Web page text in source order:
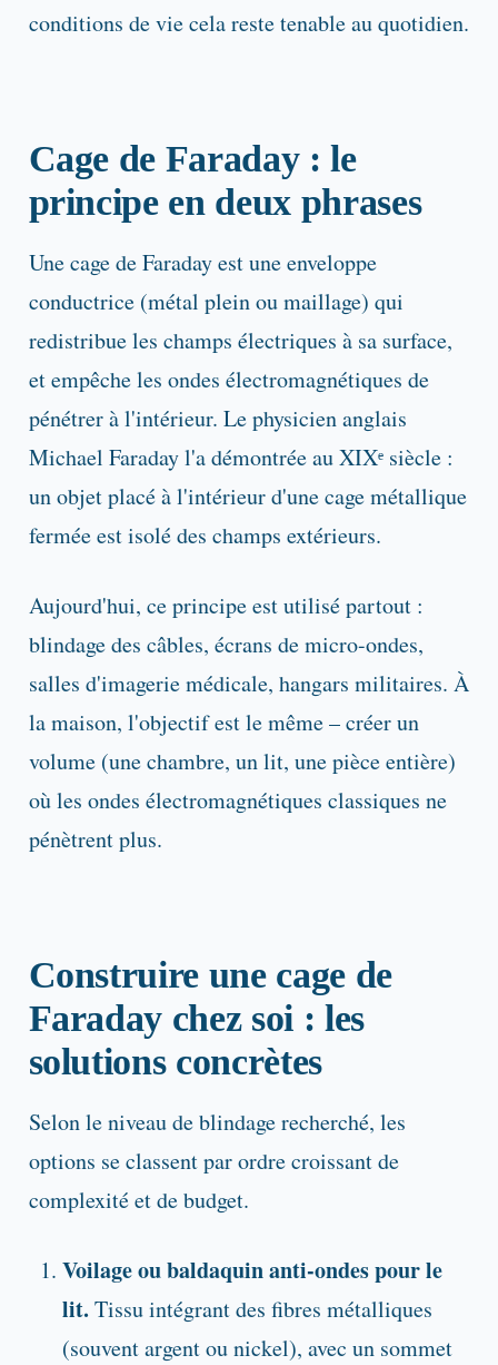
conditions de vie cela reste tenable au quotidien.
Cage de Faraday : le
principe en deux phrases
Une cage de Faraday est une enveloppe
conductrice (métal plein ou maillage) qui
redistribue les champs électriques à sa surface,
et empêche les ondes électromagnétiques de
pénétrer à l'intérieur. Le physicien anglais
Michael Faraday l'a démontrée au XIXᵉ siècle :
un objet placé à l'intérieur d'une cage métallique
fermée est isolé des champs extérieurs.
Aujourd'hui, ce principe est utilisé partout :
blindage des câbles, écrans de micro-ondes,
salles d'imagerie médicale, hangars militaires. À
la maison, l'objectif est le même – créer un
volume (une chambre, un lit, une pièce entière)
où les ondes électromagnétiques classiques ne
pénètrent plus.
Construire une cage de
Faraday chez soi : les
solutions concrètes
Selon le niveau de blindage recherché, les
options se classent par ordre croissant de
complexité et de budget.
Voilage ou baldaquin anti-ondes pour le
lit.Tissu intégrant des fibres métalliques
(souvent argent ou nickel), avec un sommet